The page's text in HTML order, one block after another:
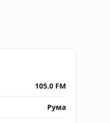
105.0 FM
Рума